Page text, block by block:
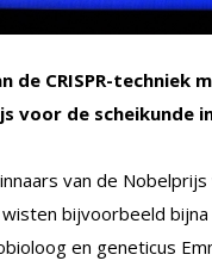
CRISPR-techniek
voor de scheikunde
van de
bijvoorbeeld
en geneticus